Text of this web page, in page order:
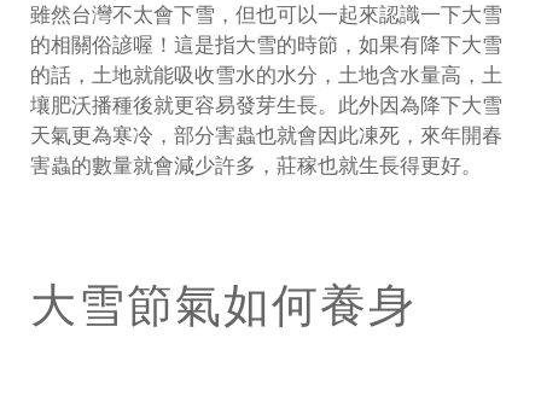
雖然台灣不太會下雪，但也可以一起來認識一下大雪
的相關俗諺喔！這是指大雪的時節，如果有降下大雪
的話，土地就能吸收雪水的水分，土地含水量高，土
壤肥沃播種後就更容易發芽生長。此外因為降下大雪
天氣更為寒冷，部分害蟲也就會因此凍死，來年開春
害蟲的數量就會減少許多，莊稼也就生長得更好。
大雪節氣如何養身